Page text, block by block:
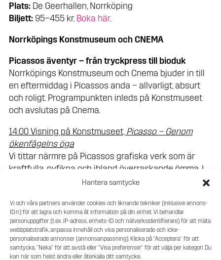
Hantera samtycke
Vi och våra partners använder cookies och liknande tekniker (inklusive annons-
ID:n) för att lagra och komma åt information på din enhet. Vi behandlar
personuppgifter (t.ex. IP-adress, enhets-ID och nätverksidentifierare) för att mäta
webbplatstrafik, anpassa innehåll och visa personaliserade och icke-
personaliserade annonser (annonsanpassning). Klicka på "Acceptera" för att
samtycka, "Neka" för att avstå eller "Visa preferenser" för att välja per kategori. Du
kan när som helst ändra eller återkalla ditt samtycke.
Plats: De Geerhallen, Norrköping
Biljett: 95–455 kr.Boka här.
Norrköpings Konstmuseum och CNEMA
Picassos äventyr – från tryckpress till bioduk
Norrköpings Konstmuseum och Cnema bjuder in till
en eftermiddag i Picassos anda – allvarligt, absurt
och roligt. Programpunkten inleds på Konstmuseet
och avslutas på Cnema.
14:00 Visning på Konstmuseet,Picasso – Genom
ökenfågelns öga
Vi tittar närmre på Picassos grafiska verk som är
kraftfulla, nyfikna och ibland överraskande ömma. I
samma utställning visas även svenskt
form, med konstnärer som inspirerats av Picasso.
14:45 Fika
15:30 Filmvisning på Cnema,Picassos äventyr